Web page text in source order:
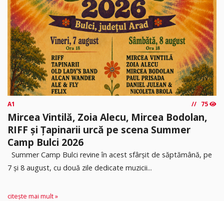
A1 75
Mircea Vintilă, Zoia Alecu, Mircea Bodolan,
RIFF și Țapinarii urcă pe scena Summer
Camp Bulci 2026
Summer Camp Bulci revine în acest sfârșit de săptămână, pe
7 și 8 august, cu două zile dedicate muzicii...
citește mai mult »